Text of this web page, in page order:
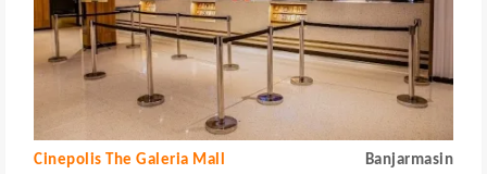
Cinepolis The Galeria Mall Banjarmasin